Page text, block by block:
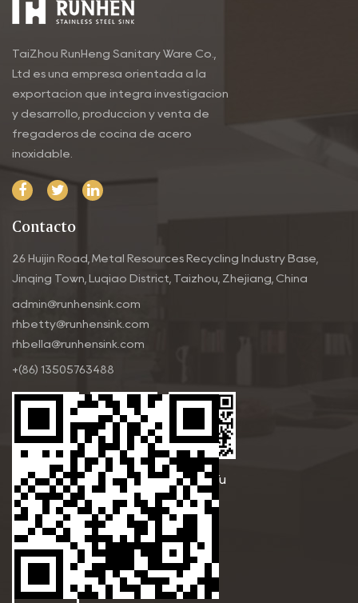
TaiZhou RunHeng Sanitary Ware Co.,
Ltd es una empresa orientada a la
exportación que integra investigación
y desarrollo, producción y venta de
fregaderos de cocina de acero
inoxidable.
Contacto
26 Huijin Road, Metal Resources Recycling Industry Base,
Jinqing Town, Luqiao District, Taizhou, Zhejiang, China
admin@runhensink.com
rhbetty@runhensink.com
rhbella@runhensink.com
+(86) 13505763488
Betty Bella Yu